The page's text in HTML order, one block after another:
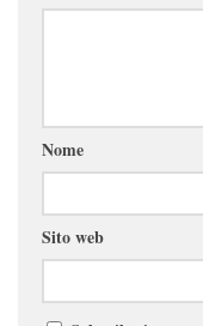
Nome
Sito web